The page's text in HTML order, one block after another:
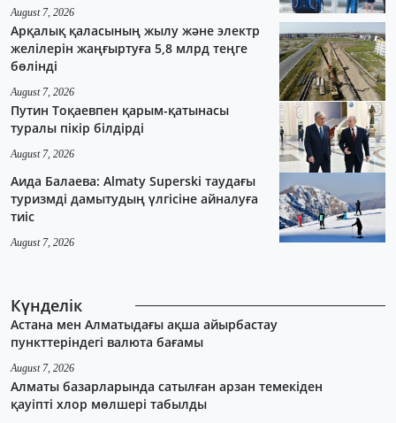
August 7, 2026
Арқалық қаласының жылу және электр
желілерін жаңғыртуға 5,8 млрд теңге
бөлінді
August 7, 2026
Путин Тоқаевпен қарым-қатынасы
туралы пікір білдірді
August 7, 2026
Аида Балаева: Almaty Superski таудағы
туризмді дамытудың үлгісіне айналуға
тиіс
August 7, 2026
Күнделік
Астана мен Алматыдағы ақша айырбастау
пункттеріндегі валюта бағамы
August 7, 2026
Алматы базарларында сатылған арзан темекіден
қауіпті хлор мөлшері табылды